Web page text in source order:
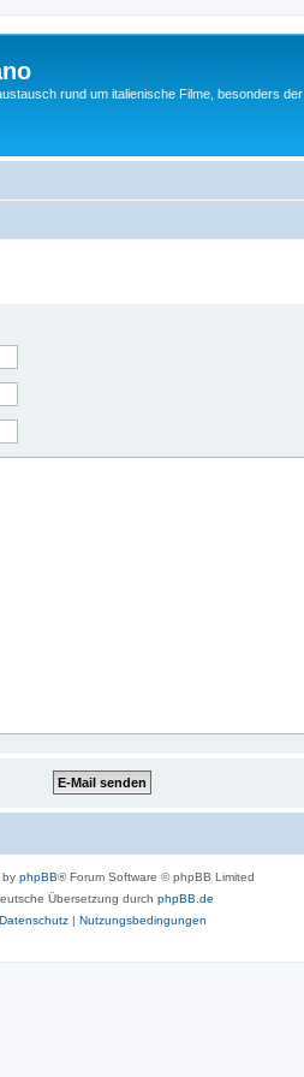
rund um italienische Filme, besonders der
by phpBB® Forum Software © phpBB Limited
Übersetzung durch phpBB.de
Datenschutz| Nutzungsbedingungen